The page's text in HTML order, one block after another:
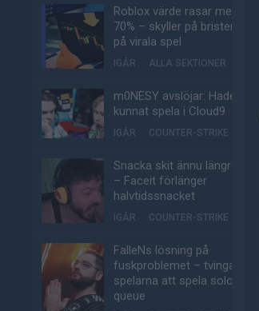
Roblox värde rasar med
70% – skyller på bristen
på virala spel
IGÅR ALLA SEKTIONER
m0NESY avslöjar: Hade
kunnat spela i Cloud9
IGÅR COUNTER-STRIKE
Snacka skit ännu längre
– Faceit förlänger
halvtidssnacket
IGÅR COUNTER-STRIKE
FalleNs lösning på
fuskproblemet – tvinga
spelarna att spela solo-
queue